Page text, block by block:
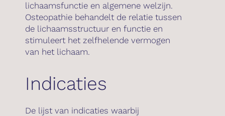
lichaamsfunctie en algemene welzijn.
Osteopathie behandelt de relatie tussen
de lichaamsstructuur en functie en
stimuleert het zelfhelende vermogen
van het lichaam.
Indicaties
De lijst van indicaties waarbij